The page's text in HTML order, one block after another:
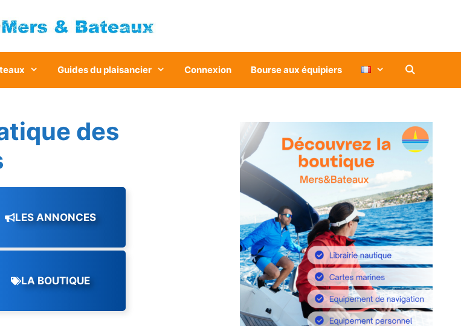
Guides du plaisancier Connexion Bourse aux équipiers
des
LES ANNONCES
LA BOUTIQUE